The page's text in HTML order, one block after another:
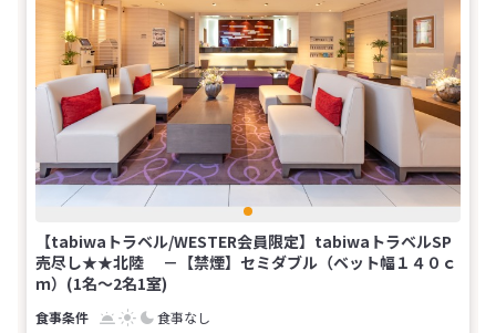
【tabiwaトラベル/WESTER会員限定】tabiwaトラベルSP
売尽し★★北陸 －【禁煙】セミダブル（ベット幅１４０ｃ
ｍ）(1名～2名1室)
食事なし